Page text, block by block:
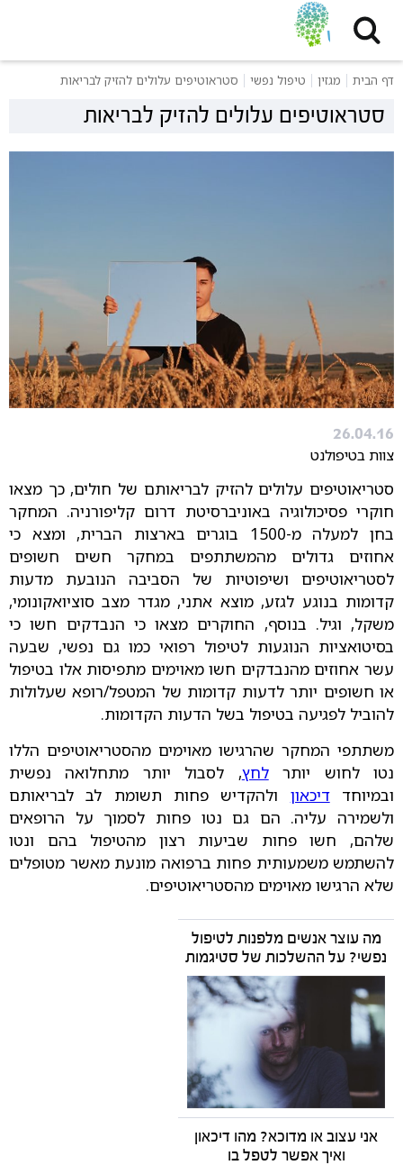
דף הבית מגזין טיפול נפשי סטראוטיפים עלולים להזיק לבריאות
סטראוטיפים עלולים להזיק לבריאות
26.04.16
צוות בטיפולנט
סטריאוטיפים עלולים להזיק לבריאותם של חולים, כך מצאו
חוקרי פסיכולוגיה באוניברסיטת דרום קליפורניה. המחקר
בחן למעלה מ-1500 בוגרים בארצות הברית, ומצא כי
אחוזים גדולים מהמשתתפים במחקר חשים חשופים
לסטריאוטיפים ושיפוטיות של הסביבה הנובעת מדעות
קדומות בנוגע לגזע, מוצא אתני, מגדר מצב סוציואקונומי,
משקל, וגיל. בנוסף, החוקרים מצאו כי הנבדקים חשו כי
בסיטואציות הנוגעות לטיפול רפואי כמו גם נפשי, שבעה
עשר אחוזים מהנבדקים חשו מאוימים מתפיסות אלו בטיפול
או חשופים יותר לדעות קדומות של המטפל/רופא שעלולות
להוביל לפגיעה בטיפול בשל הדעות הקדומות.
משתתפי המחקר שהרגישו מאוימים מהסטריאוטיפים הללו
נטו לחוש יותרלחץ, לסבול יותר מתחלואה נפשית
ובמיוחדדיכאון ולהקדיש פחות תשומת לב לבריאותם
ולשמירה עליה. הם גם נטו פחות לסמוך על הרופאים
שלהם, חשו פחות שביעות רצון מהטיפול בהם ונטו
להשתמש משמעותית פחות ברפואה מונעת מאשר מטופלים
שלא הרגישו מאוימים מהסטריאוטיפים.
מה עוצר אנשים מלפנות לטיפול
נפשי? על ההשלכות של סטיגמות
אני עצוב או מדוכא? מהו דיכאון
ואיך אפשר לטפל בו